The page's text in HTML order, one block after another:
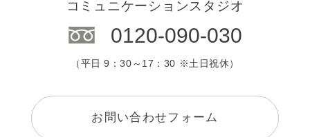
コミュニケーションスタジオ
0120-090-030
（平日 9：30～17：30 ※土日祝休）
お問い合わせフォーム